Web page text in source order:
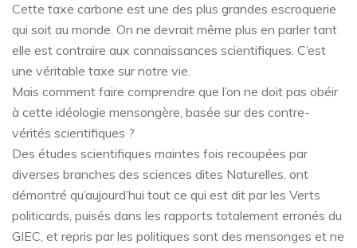
Cette taxe carbone est une des plus grandes escroquerie
qui soit au monde. On ne devrait même plus en parler tant
elle est contraire aux connaissances scientifiques. C’est
une véritable taxe sur notre vie.
Mais comment faire comprendre que l’on ne doit pas obéir
à cette idéologie mensongère, basée sur des contre-
vérités scientifiques ?
Des études scientifiques maintes fois recoupées par
diverses branches des sciences dites Naturelles, ont
démontré qu’aujourd’hui tout ce qui est dit par les Verts
politicards, puisés dans les rapports totalement erronés du
GIEC, et repris par les politiques sont des mensonges et ne